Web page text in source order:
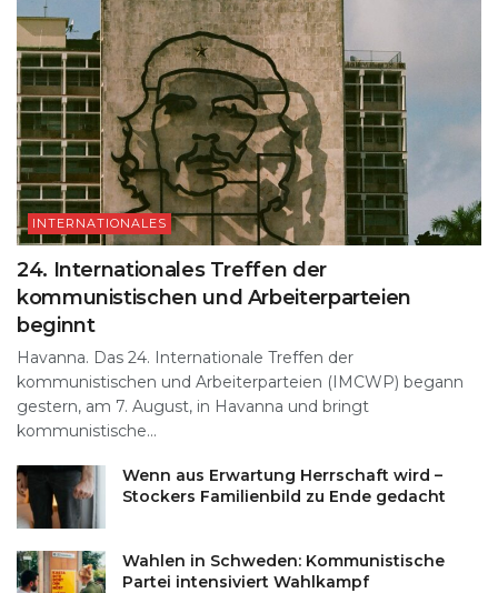
INTERNATIONALES
24. Internationales Treffen der
kommunistischen und Arbeiterparteien
beginnt
Havanna. Das 24. Internationale Treffen der
kommunistischen und Arbeiterparteien (IMCWP) begann
gestern, am 7. August, in Havanna und bringt
kommunistische...
Wenn aus Erwartung Herrschaft wird –
Stockers Familienbild zu Ende gedacht
Wahlen in Schweden: Kommunistische
Partei intensiviert Wahlkampf